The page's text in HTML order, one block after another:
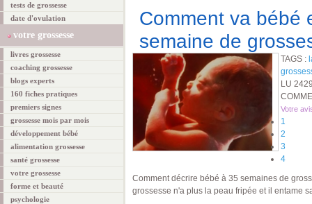
tests de grossesse
date d'ovulation
votre grossesse
livres grossesse
coaching grossesse
blogs experts
160 fiches pratiques
premiers signes
grossesse mois par mois
développement bébé
alimentation grossesse
santé grossesse
votre grossesse
forme et beauté
psychologie
Comment va bébé
semaine de
TAGS :
LU
Votre
1
2
3
4
Comment décrire bébé à 35 semaines de
grossesse n'a plus la peau fripée et il entame